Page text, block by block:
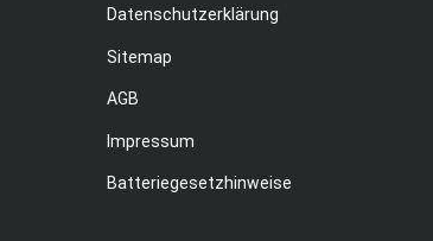
Datenschutzerklärung
Sitemap
AGB
Impressum
Batteriegesetzhinweise